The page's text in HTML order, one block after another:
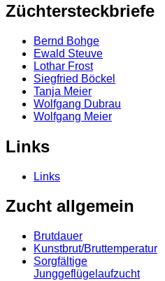
Züchtersteckbriefe
Bernd Bohge
Ewald Steuve
Lothar Frost
Siegfried Böckel
Tanja Meier
Wolfgang Dubrau
Wolfgang Meier
Links
Links
Zucht allgemein
Brutdauer
Kunstbrut/Bruttemperatur
Sorgfältige
Junggeflügelaufzucht